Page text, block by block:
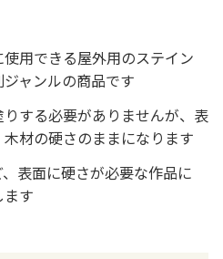
用できる屋外用のステイン
ャンルの商品です
する必要がありませんが、表
材の硬さのままになります
表面に硬さが必要な作品に
す